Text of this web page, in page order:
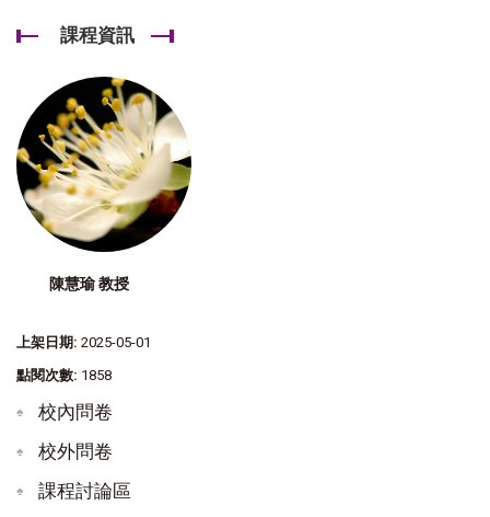
課程資訊
陳慧瑜 教授
上架日期: 2025-05-01
點閱次數: 1858
校內問卷
校外問卷
課程討論區